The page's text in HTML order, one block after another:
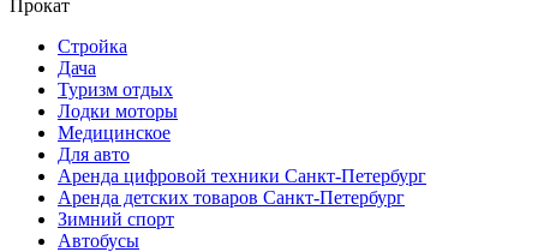
Прокат
Стройка
Дача
Туризм отдых
Лодки моторы
Медицинское
Для авто
Аренда цифровой техники Санкт-Петербург
Аренда детских товаров Санкт-Петербург
Зимний спорт
Автобусы